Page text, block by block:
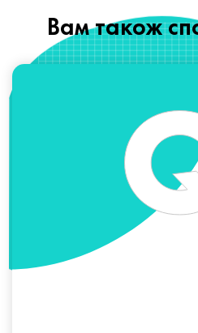
Вам також